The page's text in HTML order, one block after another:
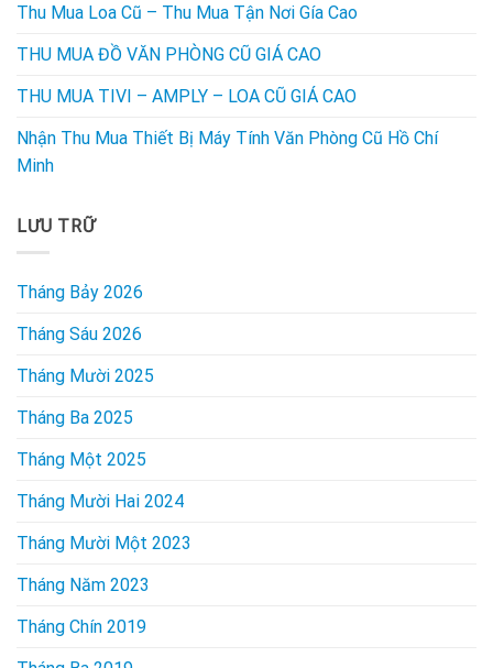
Thu Mua Loa Cũ – Thu Mua Tận Nơi Gía Cao
THU MUA ĐỒ VĂN PHÒNG CŨ GIÁ CAO
THU MUA TIVI – AMPLY – LOA CŨ GIÁ CAO
Nhận Thu Mua Thiết Bị Máy Tính Văn Phòng Cũ Hồ Chí
Minh
LƯU TRỮ
Tháng Bảy 2026
Tháng Sáu 2026
Tháng Mười 2025
Tháng Ba 2025
Tháng Một 2025
Tháng Mười Hai 2024
Tháng Mười Một 2023
Tháng Năm 2023
Tháng Chín 2019